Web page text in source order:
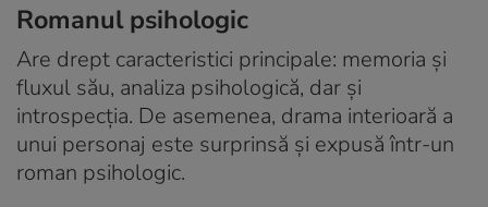
Romanul psihologic
Are drept caracteristici principale: memoria și
fluxul său, analiza psihologică, dar și
introspecția. De asemenea, drama interioară a
unui personaj este surprinsă și expusă într-un
roman psihologic.